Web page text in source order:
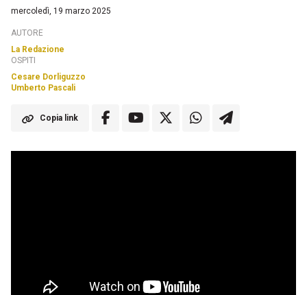
mercoledì, 19 marzo 2025
AUTORE
La Redazione
OSPITI
Cesare Dorliguzzo
Umberto Pascali
Copia link